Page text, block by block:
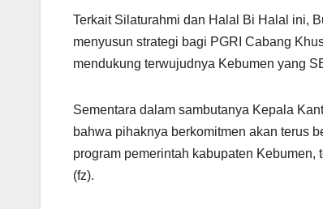
Terkait Silaturahmi dan Halal Bi Halal ini,
menyusun strategi bagi PGRI Cabang
mendukung terwujudnya Kebumen yang
Sementara dalam sambutanya Kepala
bahwa pihaknya berkomitmen akan terus
program pemerintah kabupaten
(fz).